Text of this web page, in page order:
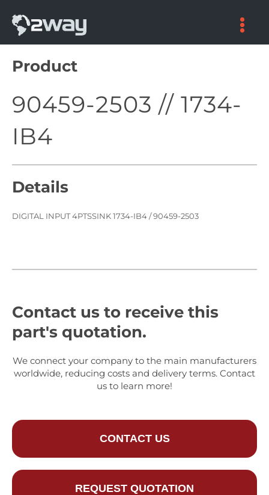
content
Product
90459-2503 // 1734-
IB4
Details
DIGITAL INPUT 4PTSSINK 1734-IB4 / 90459-2503
Contact us to receive this
part's quotation.
We connect your company to the main manufacturers
worldwide, reducing costs and delivery terms. Contact
us to learn more!
CONTACT US
REQUEST QUOTATION